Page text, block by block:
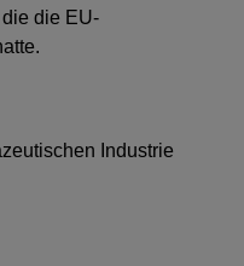
die EU-
Industrie